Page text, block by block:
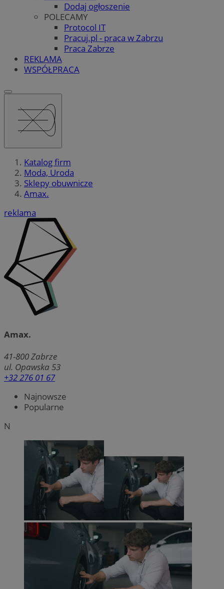
Dodaj ogłoszenie
POLECAMY
Protocol IT
Pracuj.pl - praca w Zabrzu
Praca Zabrze
REKLAMA
WSPÓŁPRACA
Katalog firm
Moda, Uroda
Sklepy obuwnicze
Amax.
reklama
Amax.
41-800Zabrze
ul. Opawska 53
+32 276 01 67
Najnowsze
Popularne
N